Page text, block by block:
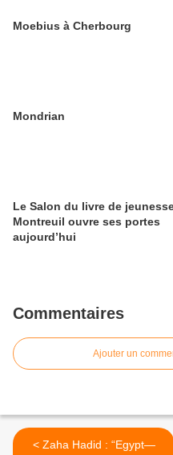
Moebius à Cherbourg
Mondrian
Le Salon du livre de
Montreuil ouvre ses portes
aujourd’hui
Commentaires
Ajouter un
< Zaha Hadid : “Egypt—